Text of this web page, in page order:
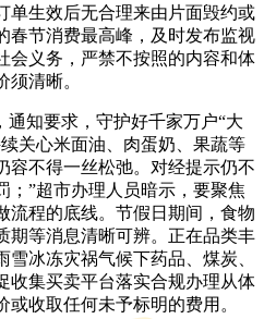
单生效后无合理来由片面毁约或
春节消费最高峰，及时发布监视
会义务，严禁不按照的内容和体
清晰。
知要求，守护好千家万户“大
关心米面油、肉蛋奶、果蔬等
容不得一丝松弛。对经提示仍不
；”超市办理人员暗示，要聚焦
流程的底线。节假日期间，食物
期等消息清晰可辨。正在品类丰
冰冻灾祸气候下药品、煤炭、
收集买卖平台落实合规办理从体
收取任何未予标明的费用。